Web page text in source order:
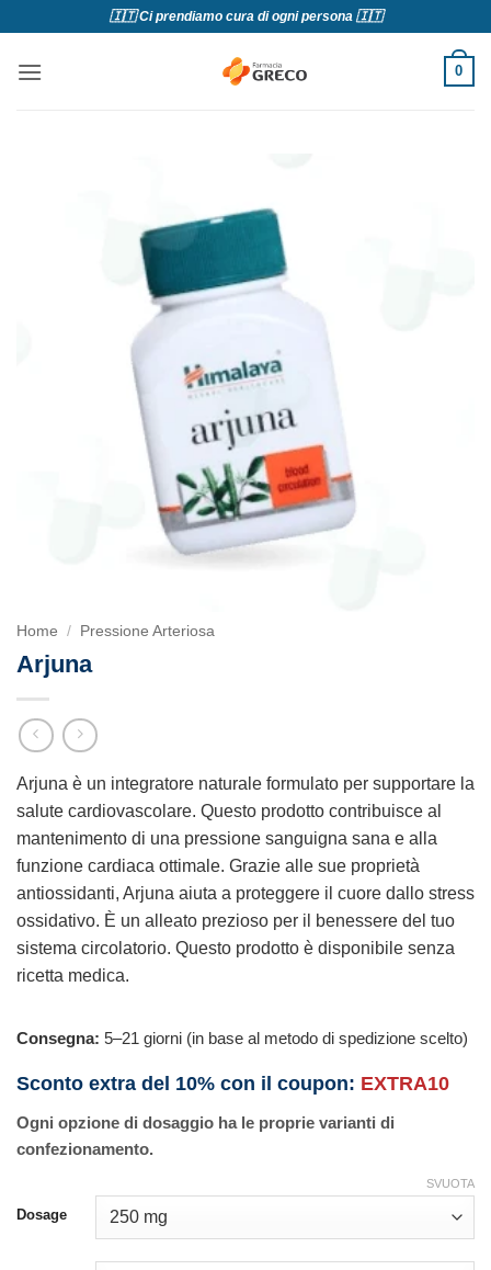
contenuti
🇮🇹 Ci prendiamo cura di ogni persona 🇮🇹
0
Home / Pressione Arteriosa
Arjuna
Arjuna è un integratore naturale formulato per supportare la
salute cardiovascolare. Questo prodotto contribuisce al
mantenimento di una pressione sanguigna sana e alla
funzione cardiaca ottimale. Grazie alle sue proprietà
antiossidanti, Arjuna aiuta a proteggere il cuore dallo stress
ossidativo. È un alleato prezioso per il benessere del tuo
sistema circolatorio. Questo prodotto è disponibile senza
ricetta medica.
Consegna: 5–21 giorni (in base al metodo di spedizione scelto)
Sconto extra del 10% con il coupon: EXTRA10
Ogni opzione di dosaggio ha le proprie varianti di
confezionamento.
Dosage
SVUOTA